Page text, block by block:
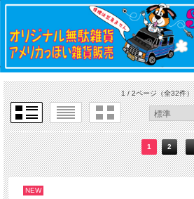
1 / 2ページ（全32件）
1 2
NEW